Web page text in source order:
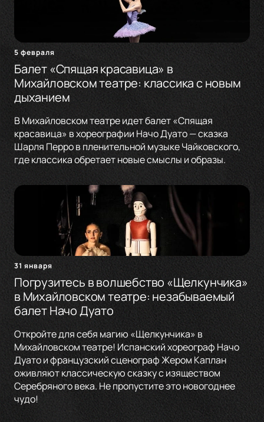
5 февраля
Балет «Спящая красавица» в
Михайловском театре: классика с новым
дыханием
В Михайловском театре идет балет «Спящая
красавица» в хореографии Начо Дуато — сказка
Шарля Перро в пленительной музыке Чайковского,
где классика обретает новые смыслы и образы.
31 января
Погрузитесь в волшебство «Щелкунчика»
в Михайловском театре: незабываемый
балет Начо Дуато
Откройте для себя магию «Щелкунчика» в
Михайловском театре! Испанский хореограф Начо
Дуато и французский сценограф Жером Каплан
оживляют классическую сказку с изяществом
Серебряного века. Не пропустите это новогоднее
чудо!